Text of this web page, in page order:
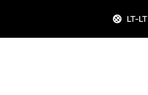
LT-LT